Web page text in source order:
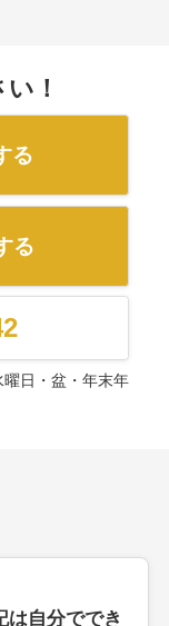
！
る
る
日・盆・年末年
は自分ででき